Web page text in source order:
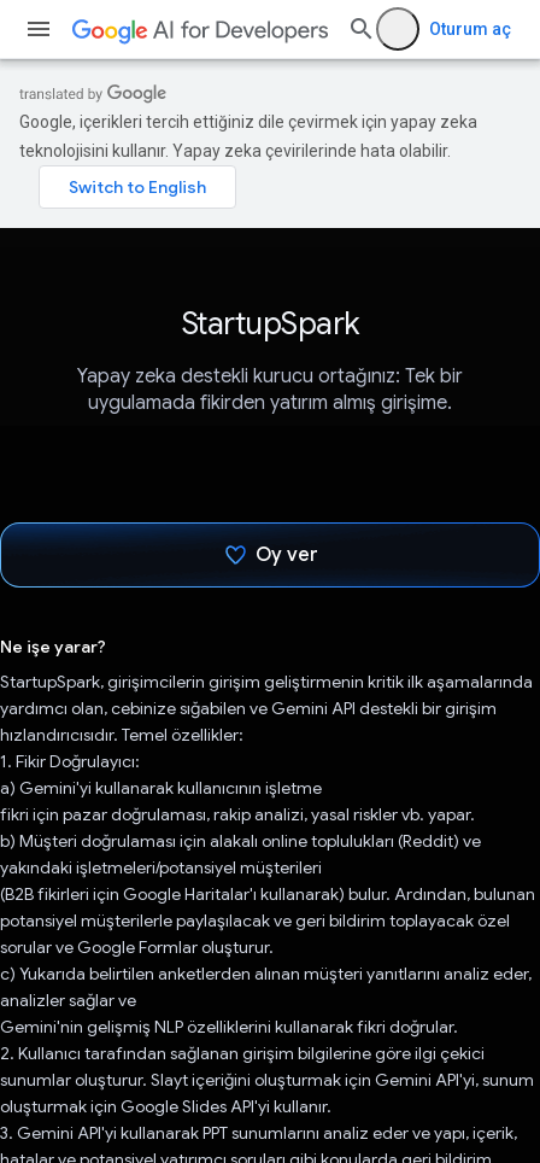
Oturum aç
Google, içerikleri tercih ettiğiniz dile çevirmek için yapay zeka
teknolojisini kullanır. Yapay zeka çevirilerinde hata olabilir.
StartupSpark
Yapay zeka destekli kurucu ortağınız: Tek bir
uygulamada fikirden yatırım almış girişime.
Oy ver
Ne işe yarar?
StartupSpark, girişimcilerin girişim geliştirmenin kritik ilk aşamalarında
yardımcı olan, cebinize sığabilen ve Gemini API destekli bir girişim
hızlandırıcısıdır. Temel özellikler:
1. Fikir Doğrulayıcı:
a) Gemini'yi kullanarak kullanıcının işletme
fikri için pazar doğrulaması, rakip analizi, yasal riskler vb. yapar.
b) Müşteri doğrulaması için alakalı online toplulukları (Reddit) ve
yakındaki işletmeleri/potansiyel müşterileri
(B2B fikirleri için Google Haritalar'ı kullanarak) bulur. Ardından, bulunan
potansiyel müşterilerle paylaşılacak ve geri bildirim toplayacak özel
sorular ve Google Formlar oluşturur.
c) Yukarıda belirtilen anketlerden alınan müşteri yanıtlarını analiz eder,
analizler sağlar ve
Gemini'nin gelişmiş NLP özelliklerini kullanarak fikri doğrular.
2. Kullanıcı tarafından sağlanan girişim bilgilerine göre ilgi çekici
sunumlar oluşturur. Slayt içeriğini oluşturmak için Gemini API'yi, sunum
oluşturmak için Google Slides API'yi kullanır.
3. Gemini API'yi kullanarak PPT sunumlarını analiz eder ve yapı, içerik,